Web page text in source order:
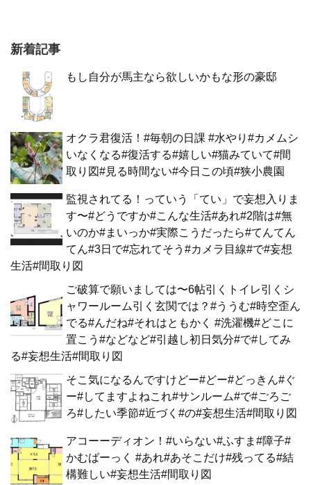
新着記事
もし自分が馬主なら欲しいかもな形の豪邸
オクラ君復活！#毎朝の日課 #水やり#カメムシ
いなくなる#復活する#嬉しい#猫みていて#間
取り図#見る時間ない#今日この頃#狭小農園
監視されてる！っていう「てい」で妄想入りま
す〜#どうですか#こんな生活#あれ#2階は#無
いのか#まいっか#実際こうだったら#てんてん
てん#3日で#忘れてそう#カメラ目線#で#妄想
生活#間取り図
ご破算で願いましては〜6帖引くトイレ引くシ
ャワールーム引く玄関では？#ううむ#時空歪ん
でる#んだね#それはともかく #洗濯機#どこに
置こう#などなど#引越し初日気分#で#してみ
る#妄想生活#間取り図
そこ気になるんですけどー#どー#どっきん#ぐ
ー#してますよねこれ#サンルーム#で#ごろご
ろ#したい季節#近づく#の#妄想生活#間取り図
アコーーディオン！#いらない#ふすま#障子#
かむばーっく #あれ#あそこだけ#残ってる#結
構難しい#妄想生活#間取り図